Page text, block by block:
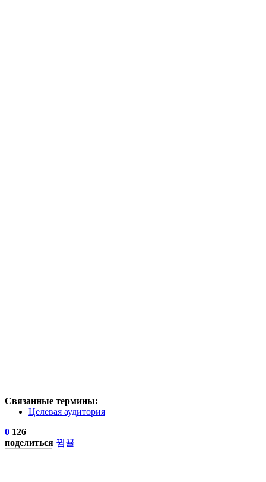
Связанные термины:
Целевая аудитория
0 126
поделиться